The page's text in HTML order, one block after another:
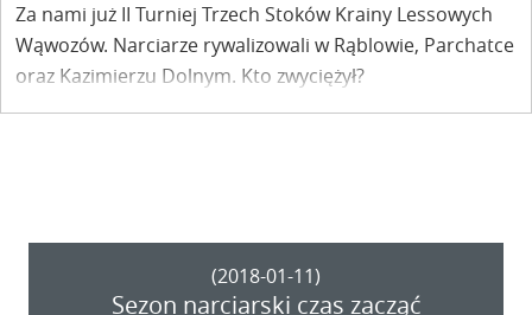
Za nami już II Turniej Trzech Stoków Krainy Lessowych
Wąwozów. Narciarze rywalizowali w Rąblowie, Parchatce
oraz Kazimierzu Dolnym. Kto zwyciężył?
(2018-01-11)
Sezon narciarski czas zacząć